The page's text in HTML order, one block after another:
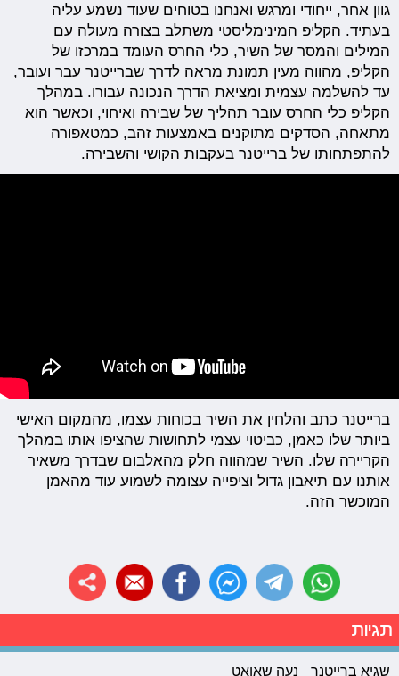
גוון אחר, ייחודי ומרגש ואנחנו בטוחים שעוד נשמע עליה
בעתיד. הקליפ המינימליסטי משתלב בצורה מעולה עם
המילים והמסר של השיר, כלי החרס העומד במרכזו של
הקליפ, מהווה מעין תמונת מראה לדרך שברייטנר עבר ועובר,
עד להשלמה עצמית ומציאת הדרך הנכונה עבורו. במהלך
הקליפ כלי החרס עובר תהליך של שבירה ואיחוי, וכאשר הוא
מתאחה, הסדקים מתוקנים באמצעות זהב, כמטאפורה
להתפתחותו של ברייטנר בעקבות הקושי והשבירה.
ברייטנר כתב והלחין את השיר בכוחות עצמו, מהמקום האישי
ביותר שלו כאמן, כביטוי עצמי לתחושות שהציפו אותו במהלך
הקריירה שלו. השיר שמהווה חלק מהאלבום שבדרך משאיר
אותנו עם תיאבון גדול וציפייה עצומה לשמוע עוד מהאמן
המוכשר הזה.
תגיות
שגיא ברייטנר נעה שאואט